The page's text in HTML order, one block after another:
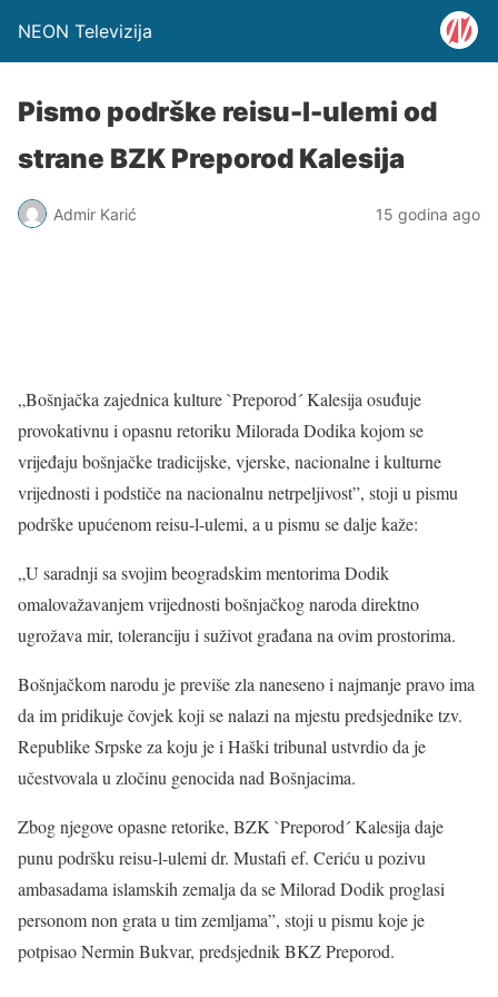
NEON Televizija
Pismo podrške reisu-l-ulemi od
strane BZK Preporod Kalesija
Admir Karić 15 godina ago
„Bošnjačka zajednica kulture `Preporod´ Kalesija osuđuje
provokativnu i opasnu retoriku Milorada Dodika kojom se
vrijeđaju bošnjačke tradicijske, vjerske, nacionalne i kulturne
vrijednosti i podstiče na nacionalnu netrpeljivost”, stoji u pismu
podrške upućenom reisu-l-ulemi, a u pismu se dalje kaže:
„U saradnji sa svojim beogradskim mentorima Dodik
omalovažavanjem vrijednosti bošnjačkog naroda direktno
ugrožava mir, toleranciju i suživot građana na ovim prostorima.
Bošnjačkom narodu je previše zla naneseno i najmanje pravo ima
da im pridikuje čovjek koji se nalazi na mjestu predsjednike tzv.
Republike Srpske za koju je i Haški tribunal ustvrdio da je
učestvovala u zločinu genocida nad Bošnjacima.
Zbog njegove opasne retorike, BZK `Preporod´ Kalesija daje
punu podršku reisu-l-ulemi dr. Mustafi ef. Ceriću u pozivu
ambasadama islamskih zemalja da se Milorad Dodik proglasi
personom non grata u tim zemljama”, stoji u pismu koje je
potpisao Nermin Bukvar, predsjednik BKZ Preporod.